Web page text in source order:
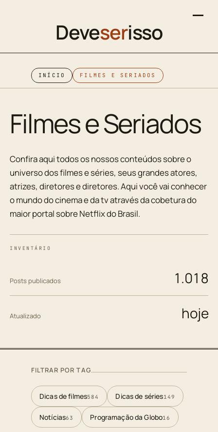
Deveserisso
INÍCIO FILMES E SERIADOS
Filmes e Seriados
Confira aqui todos os nossos conteúdos sobre o
universo dos filmes e séries, seus grandes atores,
atrizes, diretores e diretores. Aqui você vai conhecer
o mundo do cinema e da tv através da cobetura do
maior portal sobre Netflix do Brasil.
INVENTÁRIO
Posts publicados 1.018
Atualizado hoje
FILTRAR POR TAG
Dicas de filmes584 Dicas de séries149
Notícias63 Programação da Globo16